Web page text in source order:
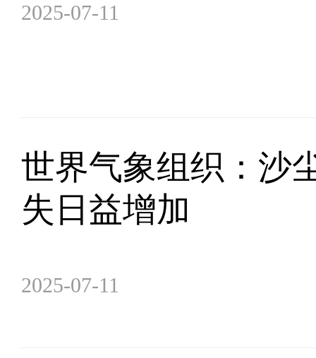
2025-07-11
世界气象组织：沙
失日益增加
2025-07-11